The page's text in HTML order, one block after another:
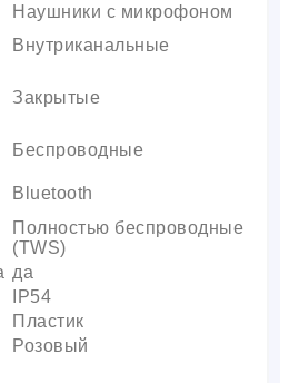
Наушники с микрофоном
Внутриканальные
Закрытые
Беспроводные
Bluetooth
Полностью беспроводные
(TWS)
да
IP54
Пластик
Розовый